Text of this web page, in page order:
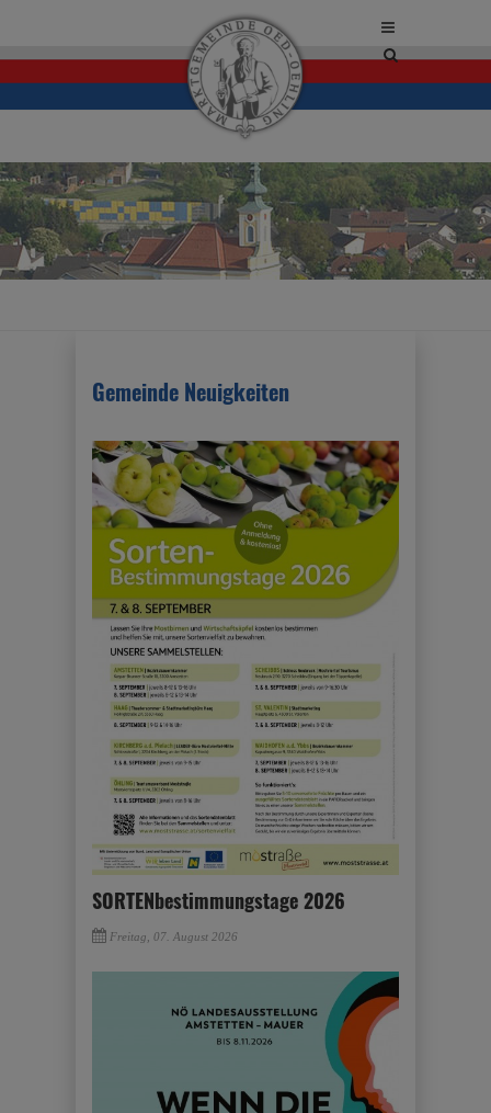
Site
Gemeinde Neuigkeiten
SORTENbestimmungstage 2026
Freitag, 07. August 2026